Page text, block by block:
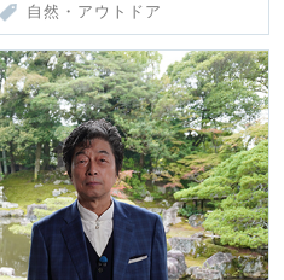
自然・アウトドア